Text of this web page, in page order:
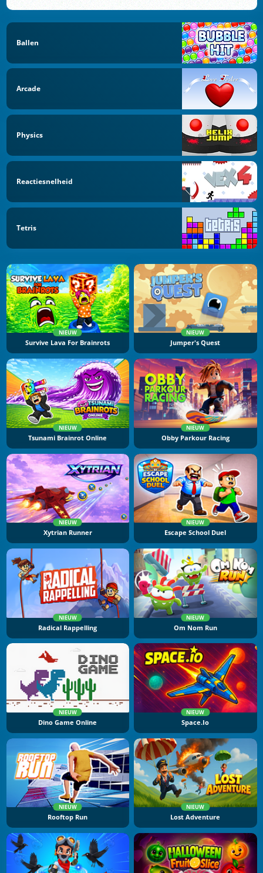
Ballen
Arcade
Physics
Reactiesnelheid
Tetris
NIEUW
Survive Lava For Brainrots
NIEUW
Jumper's Quest
NIEUW
Tsunami Brainrot Online
NIEUW
Obby Parkour Racing
NIEUW
Xytrian Runner
NIEUW
Escape School Duel
NIEUW
Radical Rappelling
NIEUW
Om Nom Run
NIEUW
Dino Game Online
NIEUW
Space.io
NIEUW
Rooftop Run
NIEUW
Lost Adventure